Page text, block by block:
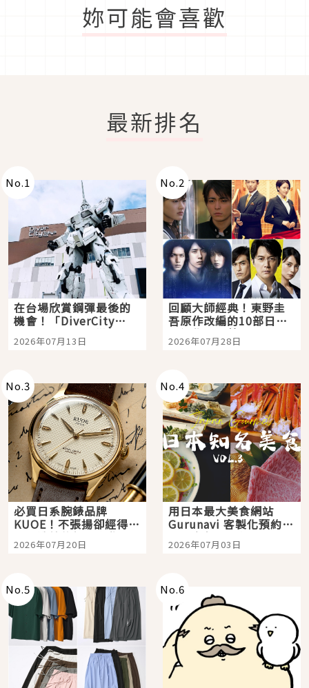
妳可能會喜歡
最新排名
No.1
在台場欣賞鋼彈最後的
機會！「DiverCity
Tokyo Plaza」搭船、
購物、美食及夜景，一
2026年07月13日
No.2
回顧大師經典！東野圭
吾原作改編的10部日本
影視作品推薦
2026年07月28日
No.3
必買日系腕錶品牌
KUOE！不張揚卻經得起
時間洗鍊的經典之作五
選
2026年07月20日
No.4
用日本最大美食網站
Gurunavi 客製化預約九
大都市餐廳，打造專屬
美食體驗！
2026年07月03日
No.5 No.6